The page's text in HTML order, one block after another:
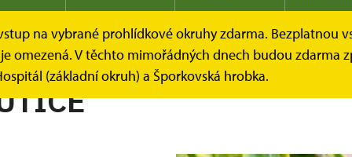
na vybrané prohlídkové okruhy zdarma. Bezplatnou
omezená. V těchto mimořádných dnech budou zdarma
(základní okruh) a Šporkovská hrobka.
Kukský herbář - aneb co u nás roste...